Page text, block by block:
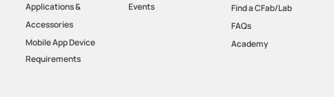
Applications &
Accessories
Mobile App Device
Requirements
Events
Find a CFab/Lab
FAQs
Academy